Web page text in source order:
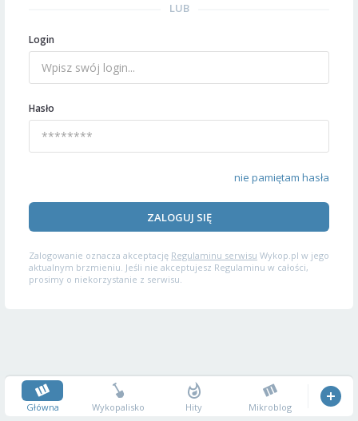
LUB
Login
Hasło
nie pamiętam hasła
ZALOGUJ SIĘ
Zalogowanie oznacza akceptację Regulaminu serwisu Wykop.pl w jego
aktualnym brzmieniu. Jeśli nie akceptujesz Regulaminu w całości,
prosimy o niekorzystanie z serwisu.
Główna Wykopalisko Hity Mikroblog